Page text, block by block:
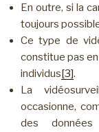
En outre, si la
toujours
Ce type de
constitue pas
individus[3].
La
occasionne,
des